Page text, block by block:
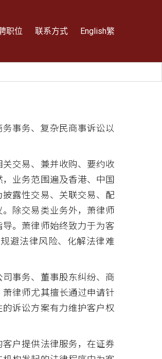
职位 联系方式 English繁
事务、复杂民商事诉讼以
交易、兼并收购、要约收
业务范围遍及香港、中国
露性交易、关联交易、配
除交易类业务外，萧律师
。萧律师始终致力于为客
避法律风险、化解法律难
事务、董事股东纠纷、商
律师尤其擅长通过申请针
诉讼方案有力维护客户权
户提供法律服务，在证券